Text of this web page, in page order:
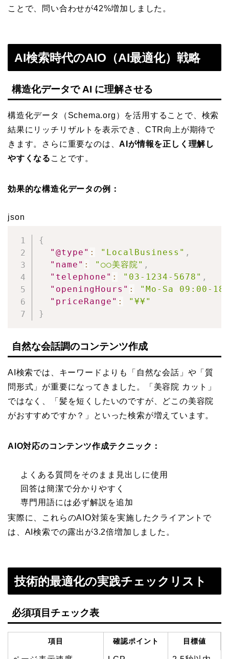
ことで、問い合わせが42%増加しました。
AI検索時代のAIO（AI最適化）戦略
構造化データで AI に理解させる
構造化データ（Schema.org）を活用することで、検索
結果にリッチリザルトを表示でき、CTR向上が期待で
きます。さらに重要なのは、AIが情報を正しく理解し
やすくなる ことです。
効果的な構造化データの例：
json
{
"@type" : "LocalBusiness" ,
"name" : "○○美容院" ,
"telephone" : "03-1234-5678" ,
"openingHours" :
"Mo-Sa 09:00-
"priceRange" :
"¥¥"
}
自然な会話調のコンテンツ作成
AI検索では、キーワードよりも「自然な会話」や「質
問形式」が重要になってきました。「美容院 カット」
ではなく、「髪を短くしたいのですが、どこの美容院
がおすすめですか？」といった検索が増えています。
AIO対応のコンテンツ作成テクニック：
よくある質問をそのまま見出しに使用
回答は簡潔で分かりやすく
専門用語には必ず解説を追加
実際に、これらのAIO対策を実施したクライアントで
は、AI検索での露出が3.2倍増加しました。
技術的最適化の実践チェックリスト
必須項目チェック表
項目 確認ポイント 目標値